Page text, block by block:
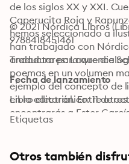
de los siglos XX y XXI.
Caperucita Roja y
hemos seleccionado a
han trabajado con
andadura para que
poemas en un volumen
ejemplo del concepto de
en la editorial. Entre
encontrarás a Ester
Fernando Vicente, Noemí
© 2021 Nórdica Libros
9788418451461
Traductores: Lawrence
Fecha de lanzamiento
Libro electrónico: 11 de
Etiquetas
Otros también